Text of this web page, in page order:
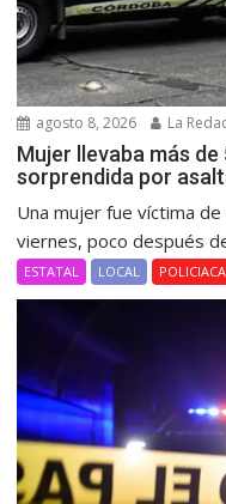
agosto 8, 2026 La
Mujer llevaba más
sorprendida por
Una mujer fue víctima
viernes, poco después
ESTATAL LOCAL POLICIACA